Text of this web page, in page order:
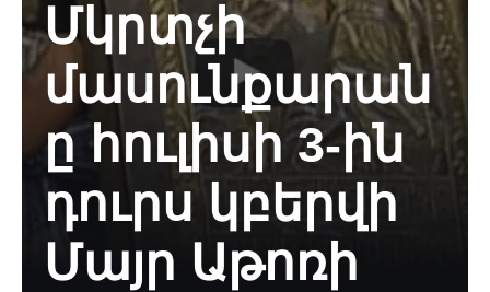
Մկրտչի
մասունքարան
ը հուլիսի 3-ին
դուրս կբերվի
Մայր Աթոռի